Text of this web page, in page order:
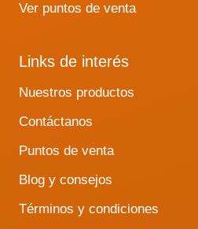
Ver puntos de venta
Links de interés
Nuestros productos
Contáctanos
Puntos de venta
Blog y consejos
Términos y condiciones